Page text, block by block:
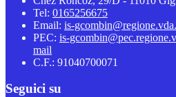
Tel: 0165256675
Email: is-
PEC: is-
mail
C.F.: 91040700071
Seguici su